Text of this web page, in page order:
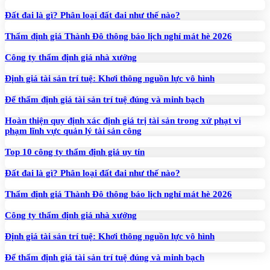
Đất đai là gì? Phân loại đất đai như thế nào?
Thẩm định giá Thành Đô thông báo lịch nghỉ mát hè 2026
Công ty thẩm định giá nhà xưởng
Định giá tài sản trí tuệ: Khơi thông nguồn lực vô hình
Để thẩm định giá tài sản trí tuệ đúng và minh bạch
Hoàn thiện quy định xác định giá trị tài sản trong xử phạt vi
phạm lĩnh vực quản lý tài sản công
Top 10 công ty thẩm định giá uy tín
Đất đai là gì? Phân loại đất đai như thế nào?
Thẩm định giá Thành Đô thông báo lịch nghỉ mát hè 2026
Công ty thẩm định giá nhà xưởng
Định giá tài sản trí tuệ: Khơi thông nguồn lực vô hình
Để thẩm định giá tài sản trí tuệ đúng và minh bạch